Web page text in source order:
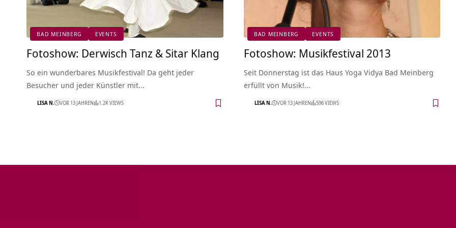
BAD MEINBERG EVENTS
Fotoshow: Derwisch Tanz & Sitar Klang
So ein wunderbares Musikfestival! Da geht jeder
Besucher und jeder Künstler mit…
LISA N. VOR 13 JAHREN 1.2K VIEWS
BAD MEINBERG EVENTS
Fotoshow: Musikfestival 2013
Seit Donnerstag ist das Haus Yoga Vidya Bad Meinberg
erfüllt von Musik!…
LISA N. VOR 13 JAHREN 596 VIEWS